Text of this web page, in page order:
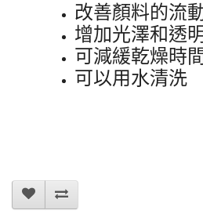
改善顏料的流
增加光澤和透
可減緩乾燥時間
可以用水清洗